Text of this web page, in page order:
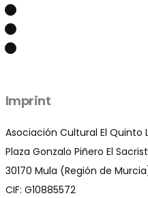
Imprint
Asociación Cultural El Quinto
Plaza Gonzalo Piñero El
30170 Mula (Región de
CIF: G10885572